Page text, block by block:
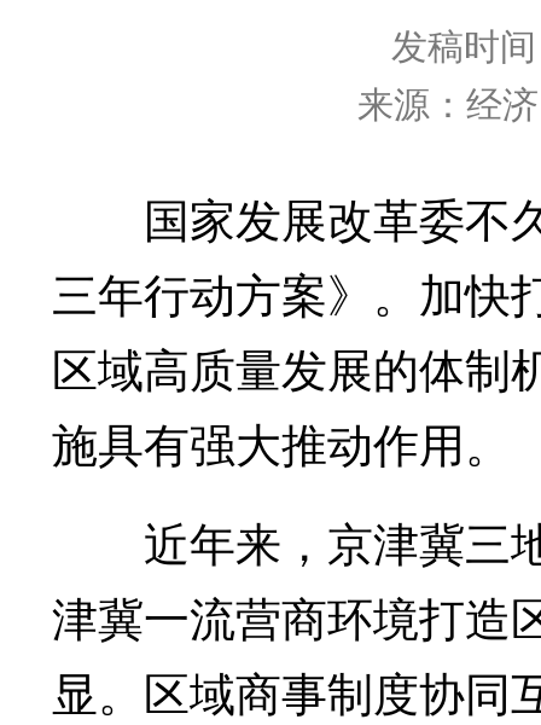
发稿时
来源：经
国家发展改革委不
三年行动方案》。加快
区域高质量发展的体制
施具有强大推动作用。
近年来，京津冀三
津冀一流营商环境打造
显。区域商事制度协同